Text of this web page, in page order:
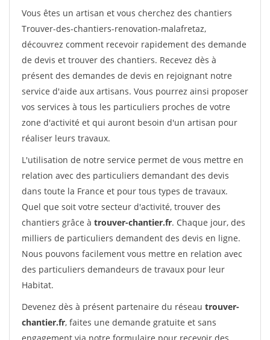
Vous êtes un artisan et vous cherchez des chantiers
Trouver-des-chantiers-renovation-malafretaz,
découvrez comment recevoir rapidement des demande
de devis et trouver des chantiers. Recevez dès à
présent des demandes de devis en rejoignant notre
service d'aide aux artisans. Vous pourrez ainsi proposer
vos services à tous les particuliers proches de votre
zone d'activité et qui auront besoin d'un artisan pour
réaliser leurs travaux.
L'utilisation de notre service permet de vous mettre en
relation avec des particuliers demandant des devis
dans toute la France et pour tous types de travaux.
Quel que soit votre secteur d'activité, trouver des
chantiers grâce à trouver-chantier.fr. Chaque jour, des
milliers de particuliers demandent des devis en ligne.
Nous pouvons facilement vous mettre en relation avec
des particuliers demandeurs de travaux pour leur
Habitat.
Devenez dès à présent partenaire du réseau trouver-
chantier.fr, faites une demande gratuite et sans